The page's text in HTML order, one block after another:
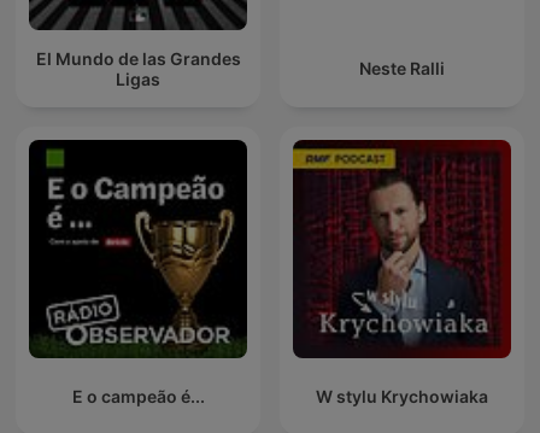
El Mundo de las Grandes
Ligas
Neste Ralli
E o campeão é... W stylu Krychowiaka